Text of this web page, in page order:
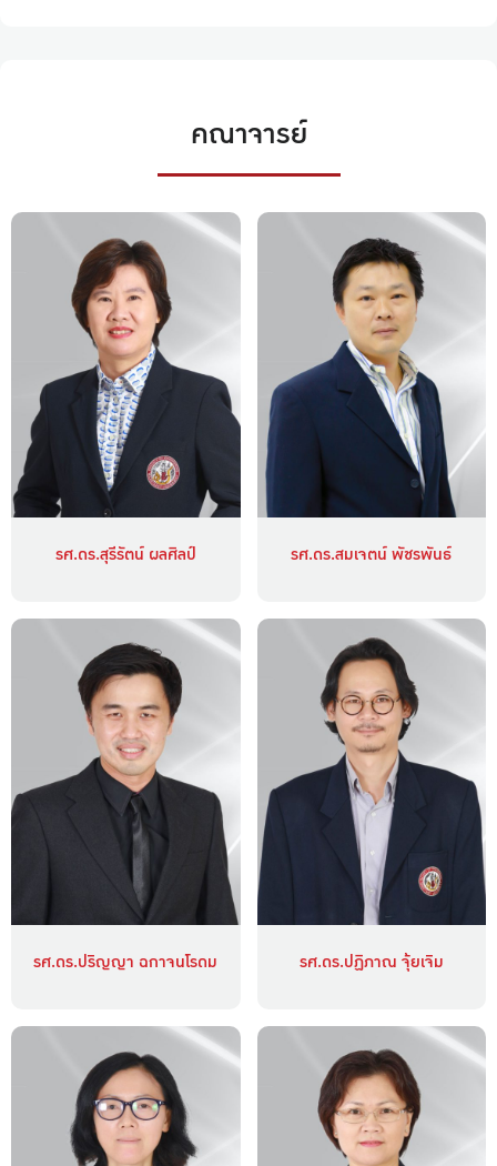
คณาจารย์
รศ.ดร.สุรีรัตน์ ผลศิลป์ รศ.ดร.สมเจตน์ พัชรพันธ์
รศ.ดร.ปริญญา ฉกาจนโรดม รศ.ดร.ปฏิภาณ จุ้ยเจิม